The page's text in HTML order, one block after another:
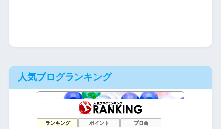
人気ブログランキング
ランキング ポイント ブロ画